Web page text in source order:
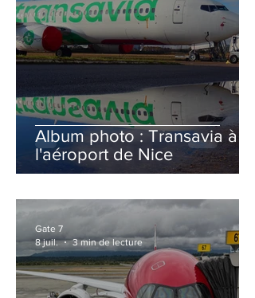
Album photo : Transavia à
l'aéroport de Nice
Gate 7
8 juil.
3 min de lecture